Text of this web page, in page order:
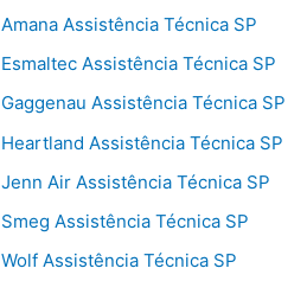
Amana Assistência Técnica SP
Esmaltec Assistência Técnica SP
Gaggenau Assistência Técnica SP
Heartland Assistência Técnica SP
Jenn Air Assistência Técnica SP
Smeg Assistência Técnica SP
Wolf Assistência Técnica SP